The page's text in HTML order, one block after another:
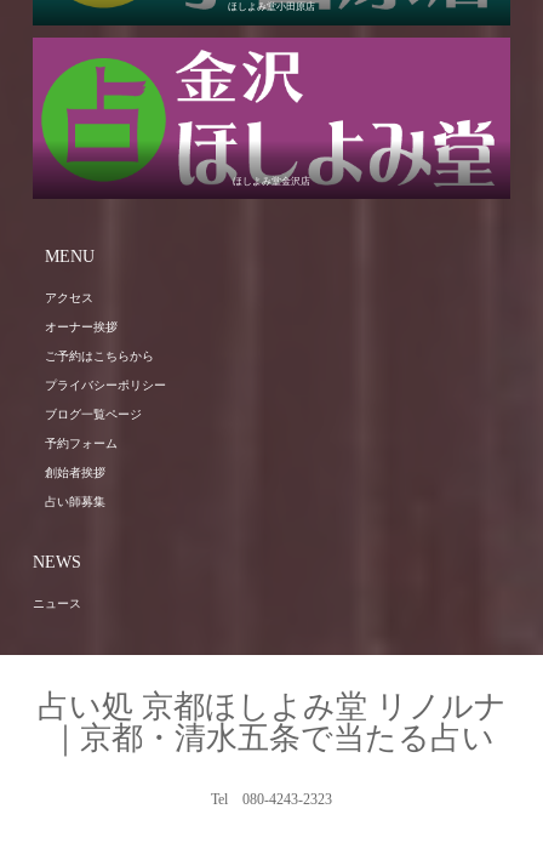
ほしよみ堂小田原店
ほしよみ堂金沢店
MENU
アクセス
オーナー挨拶
ご予約はこちらから
プライバシーポリシー
ブログ一覧ページ
予約フォーム
創始者挨拶
占い師募集
NEWS
ニュース
占い処 京都ほしよみ堂 リノルナ
｜京都・清水五条で当たる占い
Tel 080-4243-2323